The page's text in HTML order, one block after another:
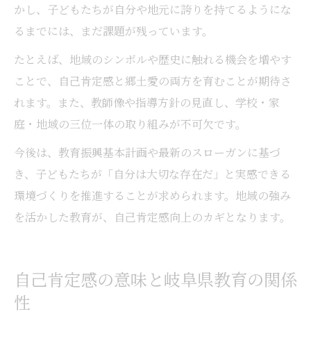
かし、子どもたちが自分や地元に誇りを持てるようにな
るまでには、まだ課題が残っています。
たとえば、地域のシンボルや歴史に触れる機会を増やす
ことで、自己肯定感と郷土愛の両方を育むことが期待さ
れます。また、教師像や指導方針の見直し、学校・家
庭・地域の三位一体の取り組みが不可欠です。
今後は、教育振興基本計画や最新のスローガンに基づ
き、子どもたちが「自分は大切な存在だ」と実感できる
環境づくりを推進することが求められます。地域の強み
を活かした教育が、自己肯定感向上のカギとなります。
自己肯定感の意味と岐阜県教育の関係
性